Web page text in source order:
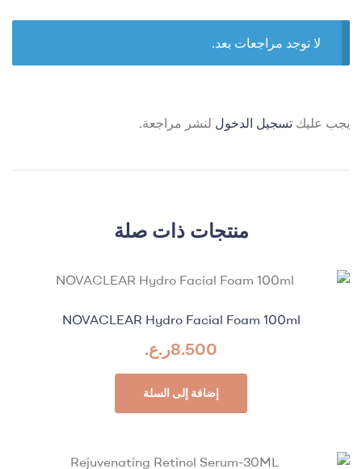
لا توجد مراجعات بعد.
يجب عليك تسجيل الدخول لنشر مراجعة.
منتجات ذات صلة
NOVACLEAR Hydro Facial Foam 100ml
8.500ر.ع.
إضافة إلى السلة